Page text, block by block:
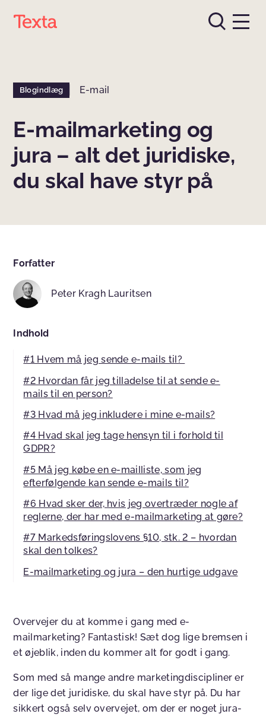
Blogindlæg E-mail
E-mailmarketing og
jura – alt det juridiske,
du skal have styr på
Forfatter
Peter Kragh Lauritsen
Indhold
#1 Hvem må jeg sende e-mails til?
#2 Hvordan får jeg tilladelse til at sende e-
mails til en person?
#3 Hvad må jeg inkludere i mine e-mails?
#4 Hvad skal jeg tage hensyn til i forhold til
GDPR?
#5 Må jeg købe en e-mailliste, som jeg
efterfølgende kan sende e-mails til?
#6 Hvad sker der, hvis jeg overtræder nogle af
reglerne, der har med e-mailmarketing at gøre?
#7 Markedsføringslovens §10, stk. 2 – hvordan
skal den tolkes?
E-mailmarketing og jura – den hurtige udgave
Overvejer du at komme i gang med e-
mailmarketing? Fantastisk! Sæt dog lige bremsen i
et øjeblik, inden du kommer alt for godt i gang.
Som med så mange andre marketingdiscipliner er
der lige det juridiske, du skal have styr på. Du har
sikkert også selv overvejet, om der er noget jura-